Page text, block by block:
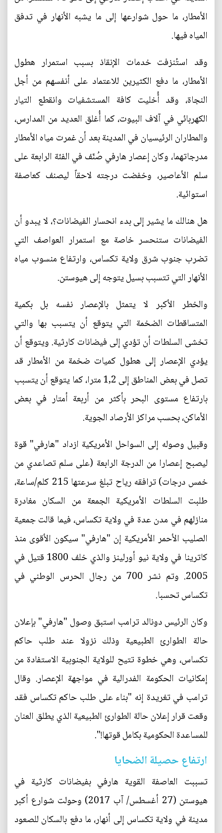
الأمطار، ما حول شوارعها إلى ما يشبه الأنهار في تدفق
المياه فيها.
وقد استُنزفت خدمات الإنقاذ بسبب استمرار هطول
الأمطار، ما دفع الكثيرين للاعتماد على أنفسهم من أجل
النجاة، وقد أُخليت كافة المستشفيات وانقطع التيار
الكهربائي في آلاف البيوت، كما أُغلق العديد من المدارس،
والمطاران الرئيسيان في المدينة بعد أن غمرت مياه الأمطار
مدرجاتهما، وكان إعصار هارفي صُنّف في الفئة الرابعة على
سلم الأعاصير، وخفضت درجته لاحقاً ليصنف كعاصفة
استوائية.
هل هنالك ما يشير إلى بدء انحسار الفيضانات؟، لا يبدو أن
الفيضانات ستنحسر خاصة مع استمرار العواصف التي
تضرب جنوب شرق ولاية تكساس، وارتفاع منسوب مياه
الأنهار التي تتسبب بسيل يتوجه إلى هيوستن.
والخطر الأكبر لا يتمثل بالإعصار نفسه بل بكمية
المتساقطات الضخمة التي يتوقع أن يتسبب بها والتي
تخشى السلطات أن تؤدي إلى فيضانات كارثية. ويتوقع أن
يؤدي الإعصار إلى هطول كميات ضخمة من الأمطار قد
تصل في بعض المناطق إلى 1,2 مترا، كما يتوقع أن يتسبب
بارتفاع مستوى البحر بأكثر من أربعة أمتار في بعض
الأماكن، بحسب مراكز الأرصاد الجوية.
وقبيل وصوله إلى السواحل الأمريكية ازداد "هارفي" قوة
ليصبح إعصارا من الدرجة الرابعة (على سلم تصاعدي من
خمس درجات) ترافقه رياح تبلغ سرعتها 215 كلم/ساعة،
طلبت السلطات الأمريكية الجمعة من السكان مغادرة
منازلهم في مدن عدة في ولاية تكساس، فيما قالت جمعية
الصليب الأحمر الأمريكية إن "هارفي" سيكون الأقوى منذ
كاترينا في ولاية نيو أورلينز والذي خلف 1800 قتيل في
2005. وتم نشر 700 من رجال الحرس الوطني في
تكساس تحسبا.
وكان الرئيس دونالد ترامب استبق وصول "هارفي" بإعلان
حالة الطوارئ الطبيعية وذلك نزولا عند طلب حاكم
تكساس، وهي خطوة تتيح للولاية الجنوبية الاستفادة من
إمكانيات الحكومة الفدرالية في مواجهة الإعصار. وقال
ترامب في تغريدة إنه "بناء على طلب حاكم تكساس فقد
وقعت قرار إعلان حالة الطوارئ الطبيعية الذي يطلق العنان
للمساعدة الحكومية بكامل قوتها!".
ارتفاع حصيلة الضحايا
تسببت العاصفة القوية هارفي بفيضانات كارثية في
هيوستن (27 أغسطس/ آب 2017) وحولت شوارع أكبر
مدينة في ولاية تكساس إلى أنهار، ما دفع بالسكان للصعود